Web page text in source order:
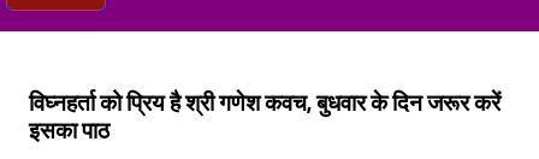
विघ्नहर्ता को प्रिय है श्री गणेश कवच, बुधवार के दिन जरूर करें
इसका पाठ